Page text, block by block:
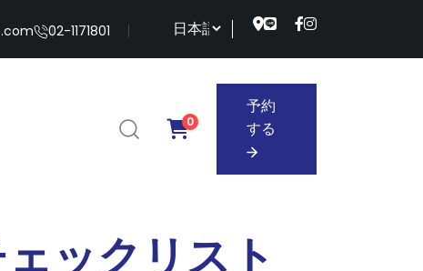
02-1171801
0
予約
する
予約
ックリスト